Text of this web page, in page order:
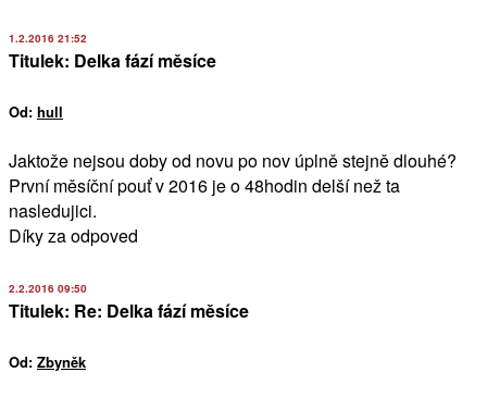
1.2.2016 21:52
Titulek: Delka fází měsíce
Od: hull
Jaktože nejsou doby od novu po nov úplně stejně dlouhé?
První měsíční pouť v 2016 je o 48hodin delší než ta
nasledujici.
Díky za odpoved
2.2.2016 09:50
Titulek: Re: Delka fází měsíce
Od: Zbyněk